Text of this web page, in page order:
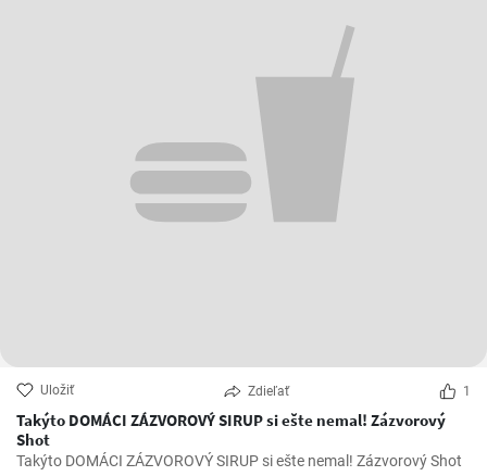
Uložiť Zdieľať 1
Takýto DOMÁCI ZÁZVOROVÝ SIRUP si ešte nemal! Zázvorový
Shot
Takýto DOMÁCI ZÁZVOROVÝ SIRUP si ešte nemal! Zázvorový Shot